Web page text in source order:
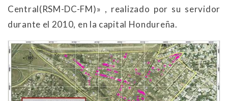
Central(RSM-DC-FM)» , realizado por su servidor
durante el 2010, en la capital Hondureña.